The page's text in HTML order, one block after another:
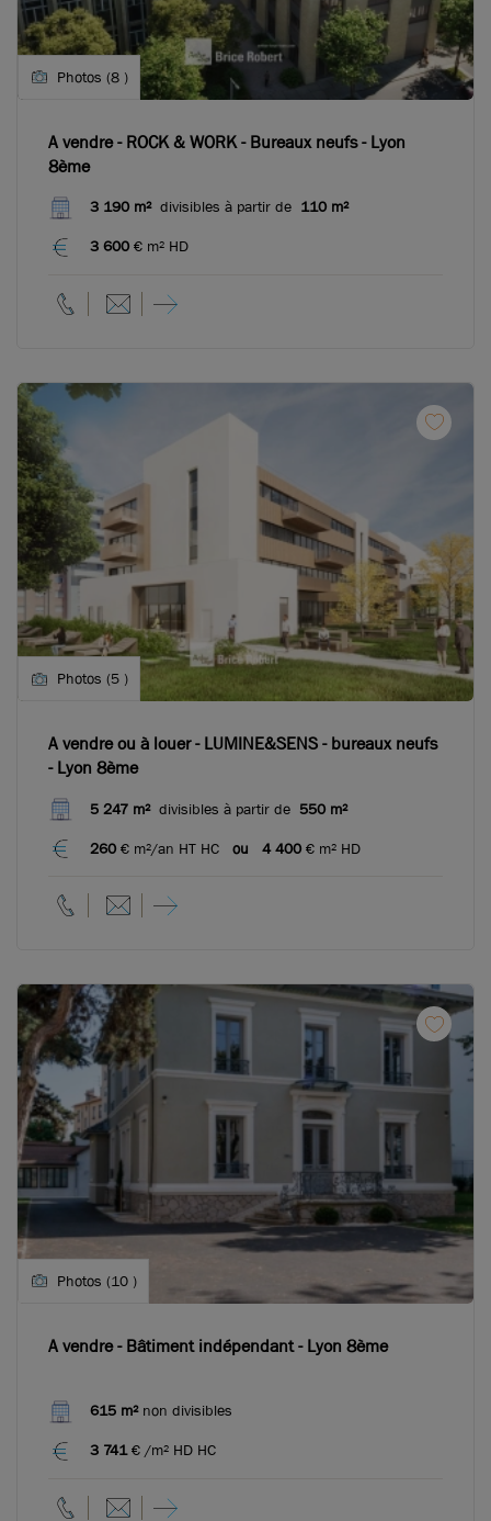
Photos (8 )
A vendre - ROCK & WORK - Bureaux neufs - Lyon
8ème
3 190 m²divisibles à partir de 110 m²
3 600 € m² HD
Photos (5 )
A vendre ou à louer - LUMINE&SENS - bureaux neufs
- Lyon 8ème
5 247 m²divisibles à partir de 550 m²
260 € m²/an HT HC ou 4 400 € m² HD
Photos (10 )
A vendre - Bâtiment indépendant - Lyon 8ème
615 m²non divisibles
3 741€ /m² HD HC